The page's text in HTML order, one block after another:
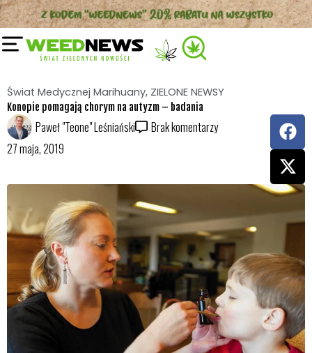
Przejdź
do
treści
Świat Medycznej Marihuany, ZIELONE NEWSY
Konopie pomagają chorym na autyzm – badania
Paweł "Teone" Leśniański
Brak komentarzy
27 maja, 2019
F
a
c
e
b
o
o
X
-
t
w
i
t
t
r